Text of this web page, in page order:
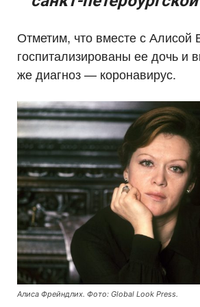
Отметим, что вместе с Алисой
госпитализированы ее дочь и
же диагноз — коронавирус.
Алиса Фрейндлих. Фото: Global Look Press.